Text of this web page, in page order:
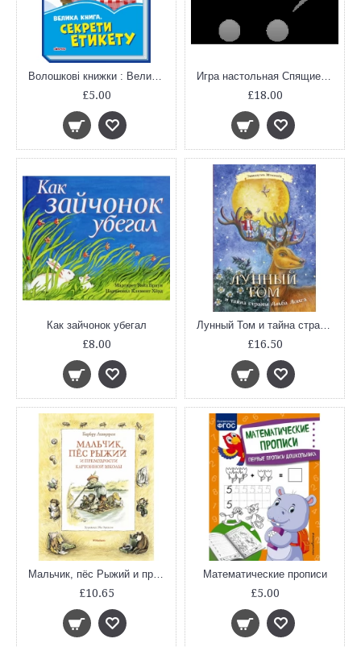
Волошкові книжки : Велика книга. Секрети етикету (у)
£5.00
Игра настольная Спящие Королевы (Стиль Жизни)
£18.00
Как зайчонок убегал
£8.00
Лунный Том и тайна страны Альба Лонга (Книга 2)
£16.50
Мальчик, пёс Рыжий и премудрости Картонной школы
£10.65
Математические прописи
£5.00